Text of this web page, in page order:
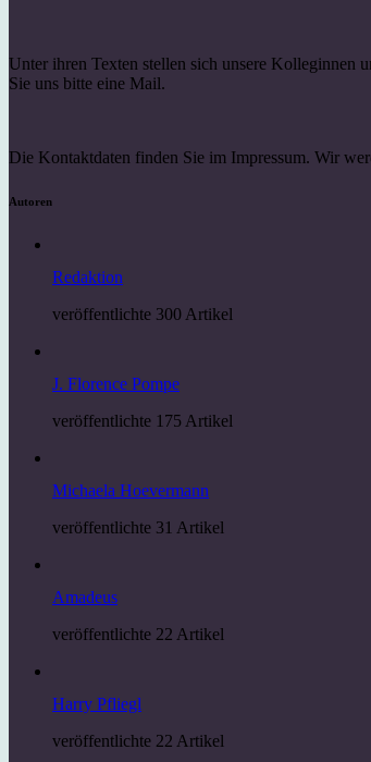
Unter ihren Texten stellen sich unsere Kolleginnen
Sie uns bitte eine Mail.
Die Kontaktdaten finden Sie im Impressum. Wir
Autoren
Redaktion
veröffentlichte 300 Artikel
J. Florence Pompe
veröffentlichte 175 Artikel
Michaela Hoevermann
veröffentlichte 31 Artikel
Amadeus
veröffentlichte 22 Artikel
Harry Pfliegl
veröffentlichte 22 Artikel